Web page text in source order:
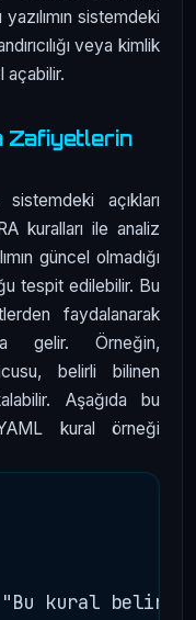
sistemdeki
veya kimlik
açabilir.
Zafiyetlerin
sistemdeki açıkları
kuralları ile analiz
güncel olmadığı
tespit edilebilir. Bu
faydalanarak
gelir. Örneğin,
belirli bilinen
Aşağıda bu
kural örneği
kural